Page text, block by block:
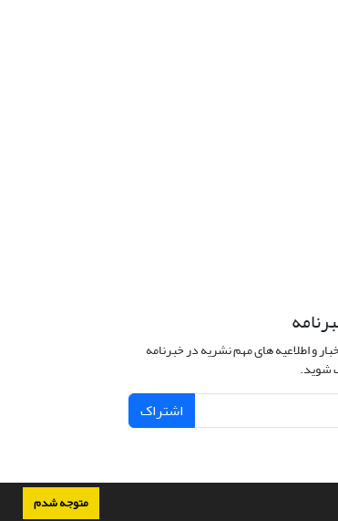
متوجه شدم
و اطلاعیه های مهم نشریه در خبرنامه
شوید.
اشتراک